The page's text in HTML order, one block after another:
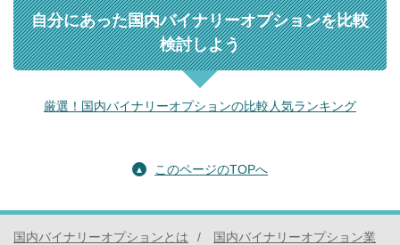
自分にあった国内バイナリーオプションを比較
検討しよう
厳選！国内バイナリーオプションの比較人気ランキング
このページのTOPへ
国内バイナリーオプションとは
国内バイナリーオプション業